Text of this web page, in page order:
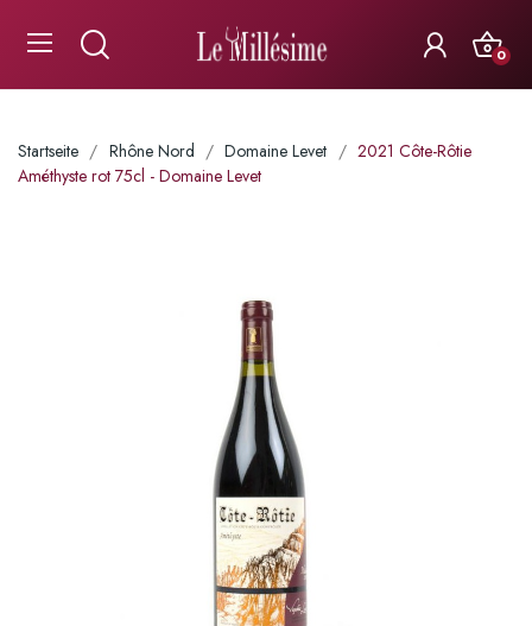
0
Startseite Rhône Nord Domaine Levet
2021 Côte-Rôtie
Améthyste rot 75cl - Domaine Levet